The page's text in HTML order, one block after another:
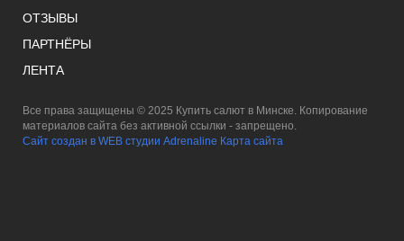
ОТЗЫВЫ
ПАРТНЁРЫ
ЛЕНТА
Все права защищены © 2025 Купить салют в Минске. Копирование
материалов сайта без активной ссылки - запрещено.
Сайт создан в WEB студии Adrenaline Карта сайта